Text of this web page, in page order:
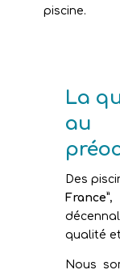
piscine.
La
au
Des
France”,
qualité
Nous